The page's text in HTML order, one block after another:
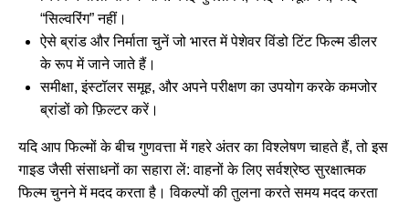
“सिल्वरिंग” नहीं।
ऐसे ब्रांड और निर्माता चुनें जो भारत में पेशेवर विंडो टिंट फिल्म डीलर
के रूप में जाने जाते हैं।
समीक्षा, इंस्टॉलर समूह, और अपने परीक्षण का उपयोग करके कमजोर
ब्रांडों को फ़िल्टर करें।
यदि आप फिल्मों के बीच गुणवत्ता में गहरे अंतर का विश्लेषण चाहते हैं, तो इस
गाइड जैसी संसाधनों का सहारा लें:वाहनों के लिए सर्वश्रेष्ठ सुरक्षात्मक
फिल्म चुनने में मदद करता है। विकल्पों की तुलना करते समय मदद करता